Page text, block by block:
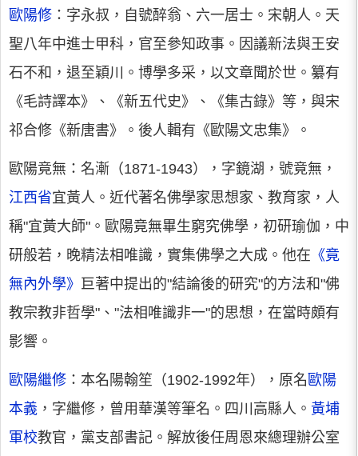
歐陽修 ：字永叔，自號醉翁、六一居士。宋朝人。天
聖八年中進士甲科，官至參知政事。因議新法與王安
石不和，退至穎川。博學多采，以文章聞於世。纂有
《毛詩譯本》、《新五代史》、《集古錄》等，與宋
祁合修《新唐書》。後人輯有《歐陽文忠集》。
歐陽竟無：名漸（1871-1943），字鏡湖，號竟無，
江西省宜黃人。近代著名佛學家思想家、教育家，人
稱"宜黃大師"。歐陽竟無畢生窮究佛學，初研瑜伽，中
研般若，晚精法相唯識，實集佛學之大成。他在 《竟
無內外學》 巨著中提出的"結論後的研究"的方法和"佛
教宗教非哲學"、"法相唯識非一"的思想，在當時頗有
影響。
歐陽繼修 ：本名陽翰笙（1902-1992年），原名歐陽
本義 ，字繼修，曾用華漢等筆名。四川高縣人。 黃埔
軍校教官，黨支部書記。解放後任周恩來總理辦公室